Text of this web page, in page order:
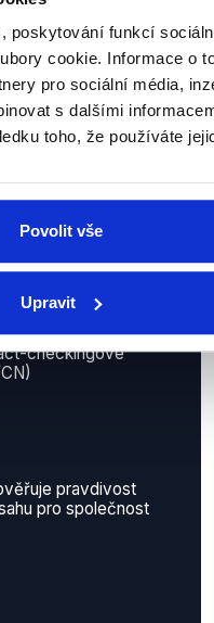
poskytování funkcí
cookie. Informace o
pro sociální média,
s dalšími
toho, že používáte
Povolit vše
Upravit
různé
kodex zásad
checkingové
pravdivost
pro společnost